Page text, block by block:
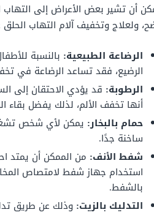
أن تشير بعض الأعراض إلى
ولعلاج وتخفيف آلام التهاب
الرضاعة الطبيعية: بالنسبة
الرضيع، فقد تساعد الرضاعة في
الرطوبة: قد يؤدي الاحتقان إلى
أنها تخفف الألم، لذلك يفضل
حمام بالبخار: يمكن لأي شخص
ساخنة جدًا.
شفط الأنف: من الممكن أن يمتد
استخدام جهاز شفط لامتصاص
بالشفط.
التدليك بالزيت: وذلك عن طريق